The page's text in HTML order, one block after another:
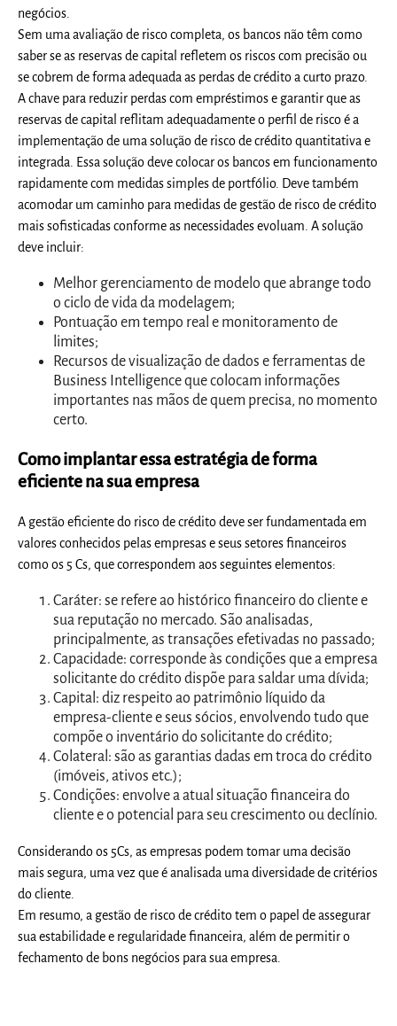
negócios.
Sem uma avaliação de risco completa, os bancos não têm como
saber se as reservas de capital refletem os riscos com precisão ou
se cobrem de forma adequada as perdas de crédito a curto prazo.
A chave para reduzir perdas com empréstimos e garantir que as
reservas de capital reflitam adequadamente o perfil de risco é a
implementação de uma solução de risco de crédito quantitativa e
integrada. Essa solução deve colocar os bancos em funcionamento
rapidamente com medidas simples de portfólio. Deve também
acomodar um caminho para medidas de gestão de risco de crédito
mais sofisticadas conforme as necessidades evoluam. A solução
deve incluir:
Melhor gerenciamento de modelo que abrange todo
o ciclo de vida da modelagem;
Pontuação em tempo real e monitoramento de
limites;
Recursos de visualização de dados e ferramentas de
Business Intelligence que colocam informações
importantes nas mãos de quem precisa, no momento
certo.
Como implantar essa estratégia de forma
eficiente na sua empresa
A gestão eficiente do risco de crédito deve ser fundamentada em
valores conhecidos pelas empresas e seus setores financeiros
como os 5 Cs, que correspondem aos seguintes elementos:
Caráter: se refere ao histórico financeiro do cliente e
sua reputação no mercado. São analisadas,
principalmente, as transações efetivadas no passado;
Capacidade: corresponde às condições que a empresa
solicitante do crédito dispõe para saldar uma dívida;
Capital: diz respeito ao patrimônio líquido da
empresa-cliente e seus sócios, envolvendo tudo que
compõe o inventário do solicitante do crédito;
Colateral: são as garantias dadas em troca do crédito
(imóveis, ativos etc.);
Condições: envolve a atual situação financeira do
cliente e o potencial para seu crescimento ou declínio.
Considerando os 5Cs, as empresas podem tomar uma decisão
mais segura, uma vez que é analisada uma diversidade de critérios
do cliente.
Em resumo, a gestão de risco de crédito tem o papel de assegurar
sua estabilidade e regularidade financeira, além de permitir o
fechamento de bons negócios para sua empresa.